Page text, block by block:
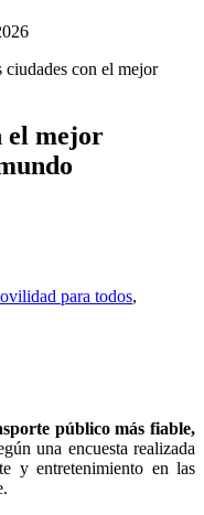
ciudades con el mejor
el mejor
para todos,
público más fiable,
una encuesta realizada
y entretenimiento en las